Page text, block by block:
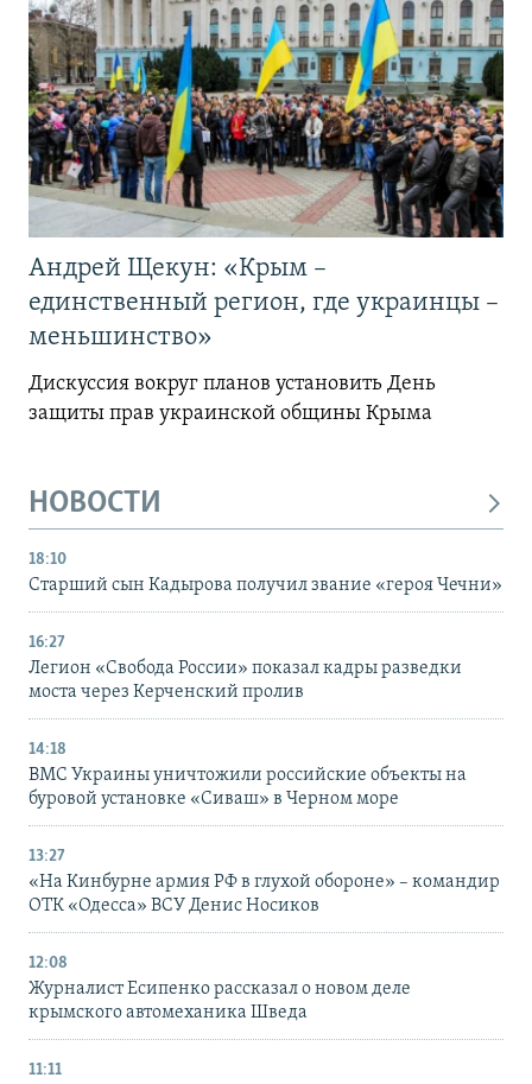
Андрей Щекун: «Крым –
единственный регион, где украинцы –
меньшинство»
Дискуссия вокруг планов установить День
защиты прав украинской общины Крыма
НОВОСТИ
18:10
Старший сын Кадырова получил звание «героя Чечни»
16:27
Легион «Свобода России» показал кадры разведки
моста через Керченский пролив
14:18
ВМС Украины уничтожили российские объекты на
буровой установке «Сиваш» в Черном море
13:27
«На Кинбурне армия РФ в глухой обороне» – командир
ОТК «Одесса» ВСУ Денис Носиков
12:08
Журналист Есипенко рассказал о новом деле
крымского автомеханика Шведа
11:11